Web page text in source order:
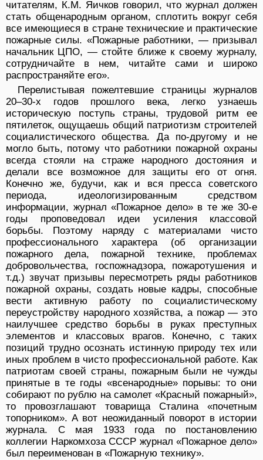
читателям, К.М. Яичков говорил, что журнал должен
стать общенародным органом, сплотить вокруг себя
все имеющиеся в стране технические и практические
пожарные силы. «Пожарные работники, — призывал
начальник ЦПО, — стойте ближе к своему журналу,
сотрудничайте в нем, читайте сами и широко
распространяйте его».
Перелистывая пожелтевшие страницы журналов
20–30-х годов прошлого века, легко узнаешь
историческую поступь страны, трудовой ритм ее
пятилеток, ощущаешь общий патриотизм строителей
социалистического общества. Да по-другому и не
могло быть, потому что работники пожарной охраны
всегда стояли на страже народного достояния и
делали все возможное для защиты его от огня.
Конечно же, будучи, как и вся пресса советского
периода, идеологизированным средством
информации, журнал «Пожарное дело» в те же 30-е
годы проповедовал идеи усиления классовой
борьбы. Поэтому наряду с материалами чисто
профессионального характера (об организации
пожарного дела, пожарной технике, проблемах
добровольчества, госпожнадзора, пожаротушения и
т.д.) звучат призывы пересмотреть ряды работников
пожарной охраны, создать новые кадры, способные
вести активную работу по социалистическому
переустройству народного хозяйства, а пожар — это
наилучшее средство борьбы в руках преступных
элементов и классовых врагов. Конечно, с таких
позиций трудно осознать истинную природу тех или
иных проблем в чисто профессиональной работе. Как
патриотам своей страны, пожарным были не чужды
принятые в те годы «всенародные» порывы: то они
собирают по рублю на самолет «Красный пожарный»,
то провозглашают товарища Сталина «почетным
топорником». А вот неожиданный поворот в истории
журнала. С мая 1933 года по постановлению
коллегии Наркомхоза СССР журнал «Пожарное дело»
был переименован в «Пожарную технику».